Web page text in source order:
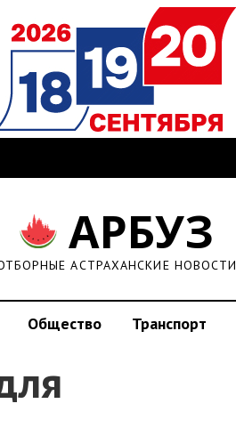
АРБУЗ
АСТРАХАНСКИЕ НОВОСТИ
Общество Транспорт